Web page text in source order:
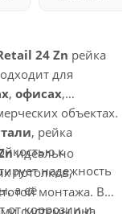
24 Zn рейка
для
, офисах,
объектах.
, рейка
к
надежность
а её
от коррозии и
идеально
потолков,
монтажа. В
системы она